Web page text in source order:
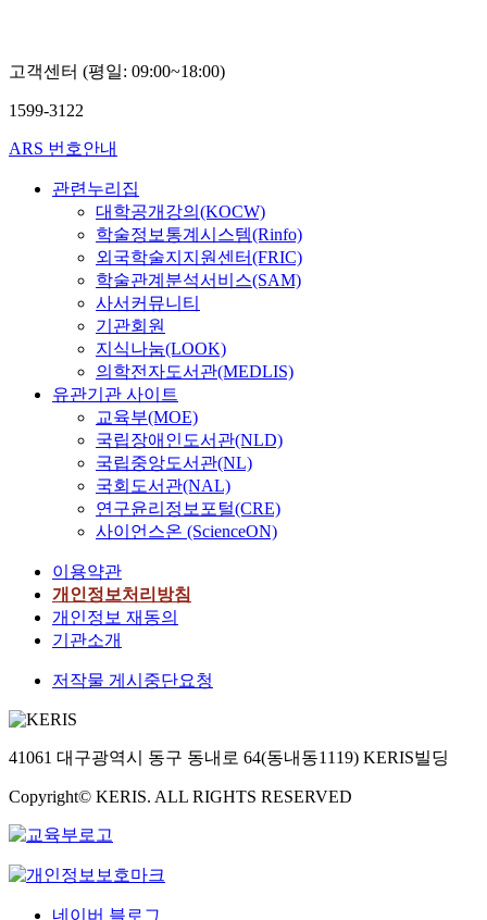
고객센터 (평일: 09:00~18:00)
1599-3122
ARS 번호안내
관련누리집
대학공개강의(KOCW)
학술정보통계시스템(Rinfo)
외국학술지지원센터(FRIC)
학술관계분석서비스(SAM)
사서커뮤니티
기관회원
지식나눔(LOOK)
의학전자도서관(MEDLIS)
유관기관 사이트
교육부(MOE)
국립장애인도서관(NLD)
국립중앙도서관(NL)
국회도서관(NAL)
연구윤리정보포털(CRE)
사이언스온 (ScienceON)
이용약관
개인정보처리방침
개인정보 재동의
기관소개
저작물 게시중단요청
41061 대구광역시 동구 동내로 64(동내동1119) KERIS빌딩
Copyright© KERIS. ALL RIGHTS RESERVED
네이버 블로그